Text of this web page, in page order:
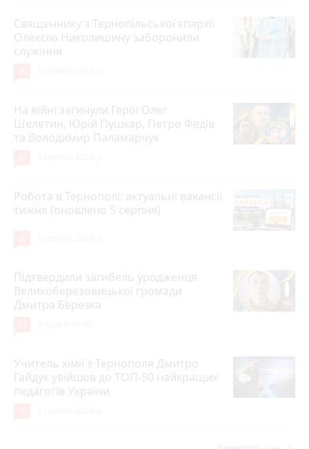
Священнику з Тернопільської єпархії
Олексію Николишину заборонили
служіння
На війні загинули Герої Олег
Шелетин, Юрій Пушкар, Петро Федів
та Володимир Паламарчук
Робота в Тернополі: актуальні вакансії
тижня (оновлено 5 серпня)
Підтвердили загибель уродженця
Великоберезовицької громади
Дмитра Березка
Учитель хімії з Тернополя Дмитро
Гайдук увійшов до ТОП-50 найкращих
педагогів України